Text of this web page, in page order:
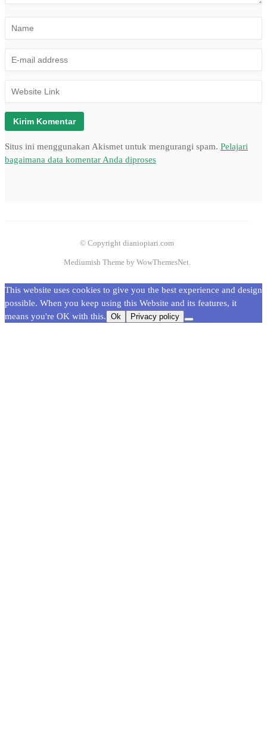
Situs ini menggunakan Akismet untuk mengurangi spam. Pelajari
bagaimana data komentar Anda diproses
© Copyright dianiopiari.com
Mediumish Theme by WowThemesNet.
This website uses cookies to give you the best experience and design
possible. When you keep using this Website and its features, it
means you're OK with this. Ok Privacy policy